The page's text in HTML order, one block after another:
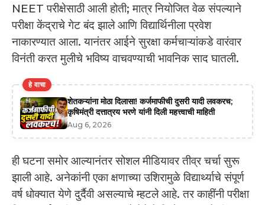
NEET परीक्षेसाठी आली होती; मात्र नियोजित वेळ संपल्याने
परीक्षा केंद्राचे गेट बंद झाले आणि विद्यार्थिनीला प्रवेश
नाकारण्यात आला. यानंतर आईने सुरक्षा कर्मचाऱ्यांकडे वारंवार
विनंती करत मुलीचे भविष्य वाचवण्याची भावनिक साद घातली.
हे वाचा
शेतकऱ्यांना मोठा दिलासा! कर्जमाफीची दुसरी यादी लवकरच;
कृषिमंत्री दत्तात्रय भरणे यांनी दिली महत्त्वाची माहिती
Aug 6, 2026
ही घटना समोर आल्यानंतर सोशल मीडियावर तीव्र चर्चा सुरू
झाली आहे. अनेकांनी एका क्षणाच्या उशिरामुळे विद्यार्थ्याचे संपूर्ण
वर्ष धोक्यात येणे दुर्दैवी असल्याचे म्हटले आहे. तर काहींनी परीक्षा